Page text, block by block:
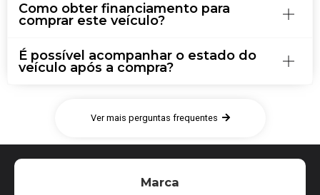
Como obter financiamento para
comprar este veículo?
É possível acompanhar o estado do
veículo após a compra?
Ver mais perguntas frequentes
Marca